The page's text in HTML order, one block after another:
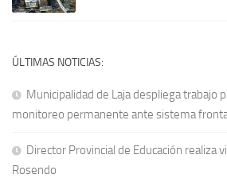
ÚLTIMAS NOTICIAS:
Municipalidad de Laja despliega trabajo
monitoreo permanente ante sistema
Director Provincial de Educación realiza
Rosendo